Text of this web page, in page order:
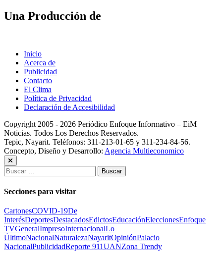
Una Producción de
Inicio
Acerca de
Publicidad
Contacto
El Clima
Política de Privacidad
Declaración de Accesibilidad
Copyright 2005 - 2026 Periódico Enfoque Informativo – EiM
Noticias. Todos Los Derechos Reservados.
Tepic, Nayarit. Teléfonos: 311-213-01-65 y 311-234-84-56.
Concepto, Diseño y Desarrollo: Agencia Multieconomico
Buscar:
Secciones para visitar
CartonesCOVID-19De
InterésDeportesDestacadosEdictosEducaciónEleccionesEnfoque
TVGeneralImpresoInternacionalLo
ÚltimoNacionalNaturalezaNayaritOpiniónPalacio
NacionalPublicidadReporte 911UANZona Trendy